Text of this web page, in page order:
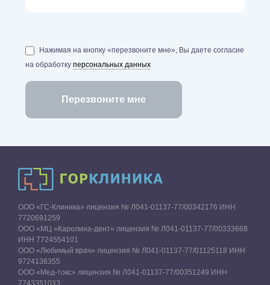
Нажимая на кнопку «перезвоните мне», Вы даете согласие
на обработку персональных данных
ООО «ГС-Клиника» лицензия № Л041-01137-77/00342176 ИНН
7720691259
ООО «МЦ «Каролина-дент» лицензия № Л041-01137-77/00333668
ИНН 7724554101
ООО «Любимый врач» лицензия № Л041-01137-77/01125118 ИНН
9724136355
ООО «Мед-токс» лицензия № Л041-01137-77/00351249 ИНН
7743351033